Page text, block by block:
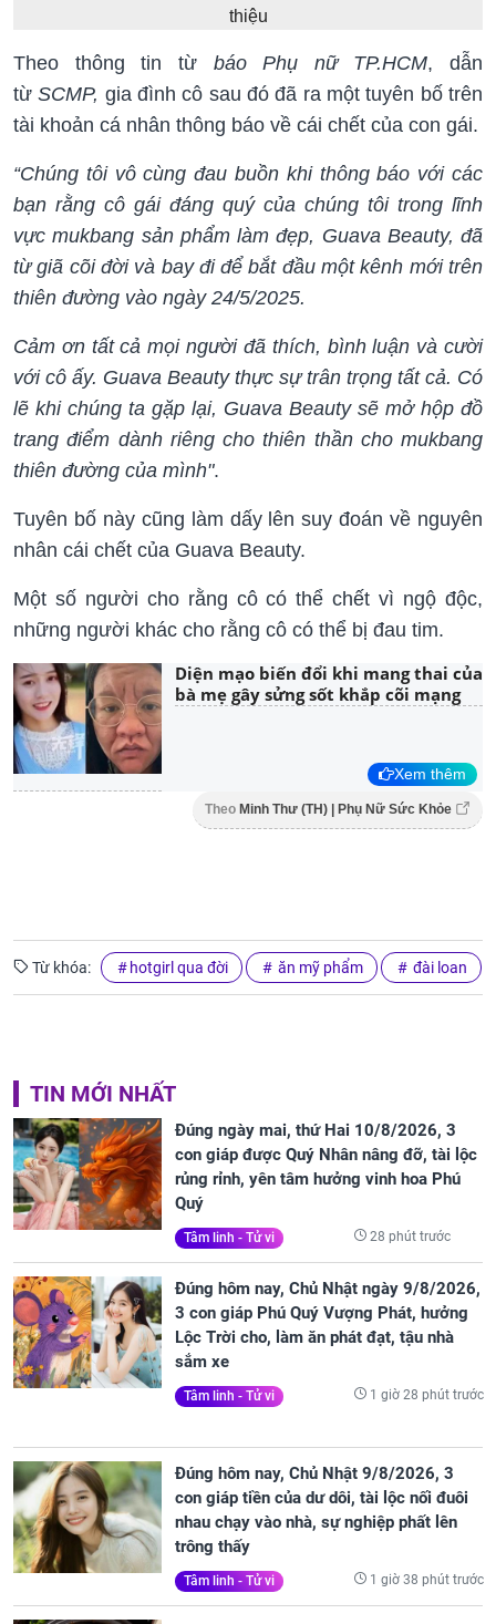
thiệu
Theo thông tin từ báo Phụ nữ TP.HCM, dẫn
từSCMP, gia đình cô sau đó đã ra một tuyên bố trên
tài khoản cá nhân thông báo về cái chết của con gái.
“Chúng tôi vô cùng đau buồn khi thông báo với các
bạn rằng cô gái đáng quý của chúng tôi trong lĩnh
vực mukbang sản phẩm làm đẹp, Guava Beauty, đã
từ giã cõi đời và bay đi để bắt đầu một kênh mới trên
thiên đường vào ngày 24/5/2025.
Cảm ơn tất cả mọi người đã thích, bình luận và cười
với cô ấy. Guava Beauty thực sự trân trọng tất cả. Có
lẽ khi chúng ta gặp lại, Guava Beauty sẽ mở hộp đồ
trang điểm dành riêng cho thiên thần cho mukbang
thiên đường của mình".
Tuyên bố này cũng làm dấy lên suy đoán về nguyên
nhân cái chết của Guava Beauty.
Một số người cho rằng cô có thể chết vì ngộ độc,
những người khác cho rằng cô có thể bị đau tim.
Diện mạo biến đổi khi mang thai của
bà mẹ gây sửng sốt khắp cõi mạng
Xem thêm
Theo Minh Thư (TH) | Phụ Nữ Sức Khỏe
Từ khóa: hotgirl qua đời ăn mỹ phẩm đài loan
TIN MỚI NHẤT
Đúng ngày mai, thứ Hai 10/8/2026, 3
con giáp được Quý Nhân nâng đỡ, tài lộc
rủng rỉnh, yên tâm hưởng vinh hoa Phú
Quý
Tâm linh - Tử vi 28 phút trước
Đúng hôm nay, Chủ Nhật ngày 9/8/2026,
3 con giáp Phú Quý Vượng Phát, hưởng
Lộc Trời cho, làm ăn phát đạt, tậu nhà
sắm xe
Tâm linh - Tử vi 1 giờ 28 phút trước
Đúng hôm nay, Chủ Nhật 9/8/2026, 3
con giáp tiền của dư dôi, tài lộc nối đuôi
nhau chạy vào nhà, sự nghiệp phất lên
trông thấy
Tâm linh - Tử vi 1 giờ 38 phút trước